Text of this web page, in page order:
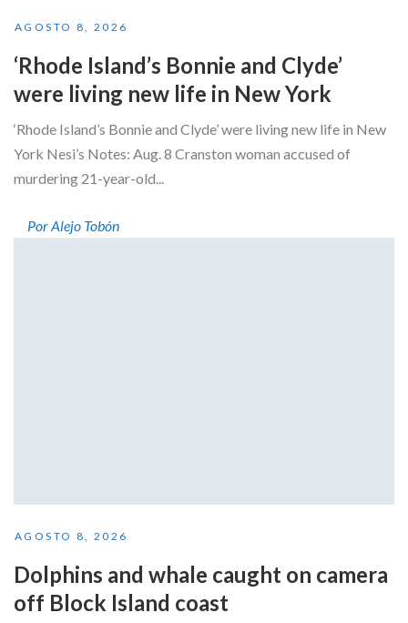
AGOSTO 8, 2026
‘Rhode Island’s Bonnie and Clyde’
were living new life in New York
‘Rhode Island’s Bonnie and Clyde’ were living new life in New
York Nesi’s Notes: Aug. 8 Cranston woman accused of
murdering 21-year-old...
Por Alejo Tobón
AGOSTO 8, 2026
Dolphins and whale caught on camera
off Block Island coast